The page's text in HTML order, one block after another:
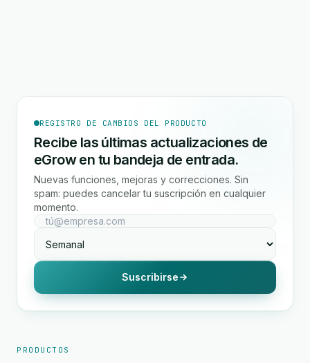
REGISTRO DE CAMBIOS DEL PRODUCTO
Recibe las últimas actualizaciones de
eGrow en tu bandeja de entrada.
Nuevas funciones, mejoras y correcciones. Sin
spam: puedes cancelar tu suscripción en cualquier
momento.
Suscribirse
PRODUCTOS